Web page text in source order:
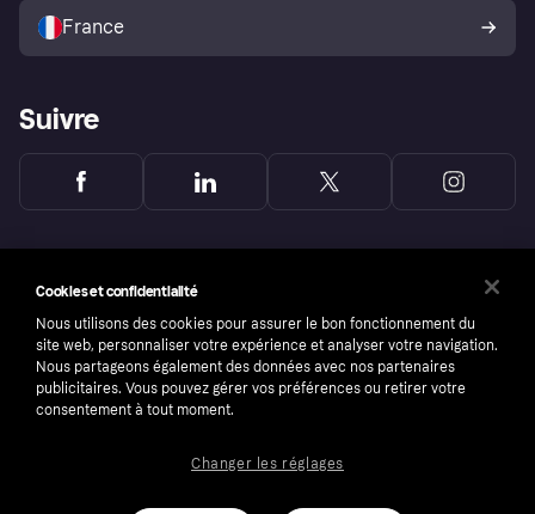
l’acheteur Klarna
France
Suivre
Cookies et confidentialité
Nous utilisons des cookies pour assurer le bon fonctionnement du
site web, personnaliser votre expérience et analyser votre navigation.
Nous partageons également des données avec nos partenaires
publicitaires. Vous pouvez gérer vos préférences ou retirer votre
consentement à tout moment.
Changer les réglages